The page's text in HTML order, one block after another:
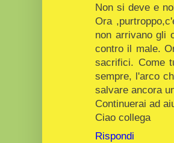
Non si deve e
Ora
non arrivano gli
contro il male.
sacrifici. Come
sempre, l'arco
salvare ancora
Continuerai ad
Ciao collega
Rispondi